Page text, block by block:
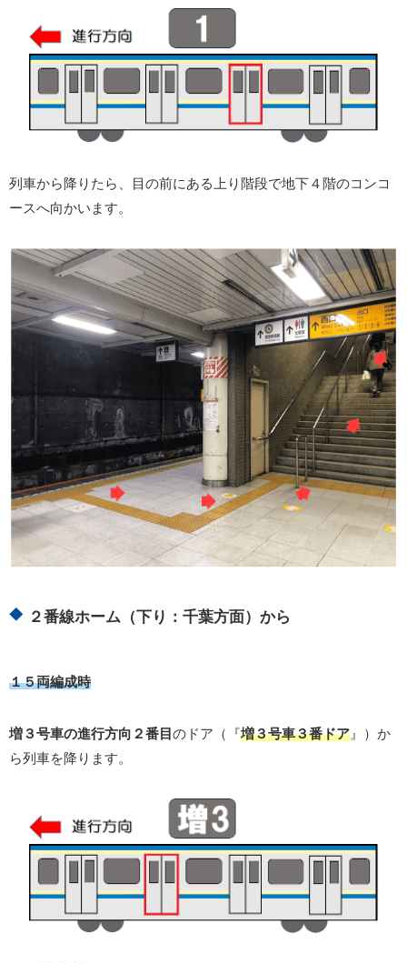
列車から降りたら、目の前にある上り階段で地下４階のコンコ
ースへ向かいます。
２番線ホーム（下り：千葉方面）から
１５両編成時
増３号車の進行方向２番目 のドア（『増３号車３番ドア 』）か
ら列車を降ります。